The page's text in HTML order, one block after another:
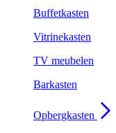
Buffetkasten
Vitrinekasten
TV meubelen
Barkasten
Opbergkasten